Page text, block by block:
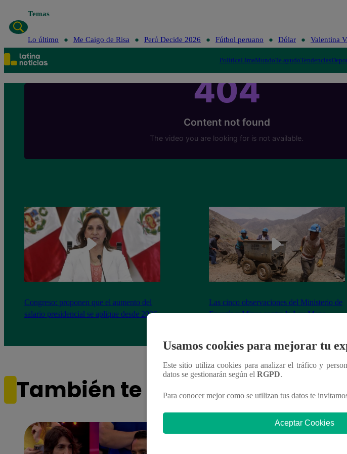
Temas
Lo último Me Caigo de Risa Perú Decide 2026 Fútbol peruano Dólar Valentina
PolíticaLimaMundoTe ayudoTendencias
Congreso: proponen que el aumento del
salario presidencial se aplique desde 2026
Las cinco observaciones del Ministerio de
Energía y Minas contra la Ley Mape
También te puede interesar
Usamos cookies para mejorar tu
Este sitio utiliza cookies para analizar el tráfico y
datos se gestionarán según el RGPD.
Para conocer mejor como se utilizan tus datos te
Aceptar Cookies